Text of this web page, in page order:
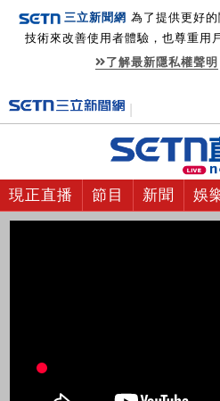
三立新聞網 為了提供更好
技術來改善使用者體驗，也尊重用
了解最新隱私權聲明
現正直播 節目 新聞 娛